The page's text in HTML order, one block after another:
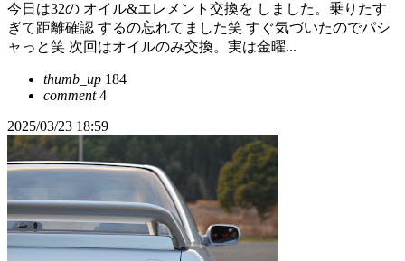
今日は32の オイル&エレメント交換を しました。乗りたす
ぎて距離確認 するの忘れてました笑 すぐ気づいたのでパシ
ャっと笑 次回はオイルのみ交換。実は金曜...
thumb_up 184
comment4
2025/03/23 18:59